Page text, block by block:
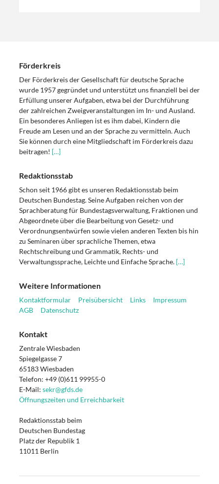
Förderkreis
Der Förderkreis der Gesellschaft für deutsche Sprache
wurde 1957 gegründet und unterstützt uns finanziell bei der
Erfüllung unserer Aufgaben, etwa bei der Durchführung
der zahlreichen Zweigveranstaltungen im In- und Ausland.
Ein besonderes Anliegen ist es ihm dabei, Kindern die
Freude am Lesen und an der Sprache zu vermitteln. Auch
Sie können durch eine Mitgliedschaft im Förderkreis dazu
beitragen! […]
Redaktionsstab
Schon seit 1966 gibt es unseren Redaktionsstab beim
Deutschen Bundestag. Seine Aufgaben reichen von der
Sprachberatung für Bundestagsverwaltung, Fraktionen und
Abgeordnete über die Bearbeitung von Gesetz- und
Verordnungsentwürfen sowie vielen anderen Texten bis hin
zu Seminaren über sprachliche Themen, etwa
Rechtschreibung und Grammatik, Rechts- und
Verwaltungssprache, Leichte und Einfache Sprache. […]
Weitere Informationen
Kontaktformular Preisübersicht Links
Impressum
AGB
Datenschutz
Kontakt
Zentrale Wiesbaden
Spiegelgasse 7
65183 Wiesbaden
Telefon: +49 (0)611 99955-0
E-Mail: sekr@gfds.de
Öffnungszeiten und Erreichbarkeit
Redaktionsstab beim
Deutschen Bundestag
Platz der Republik 1
11011 Berlin